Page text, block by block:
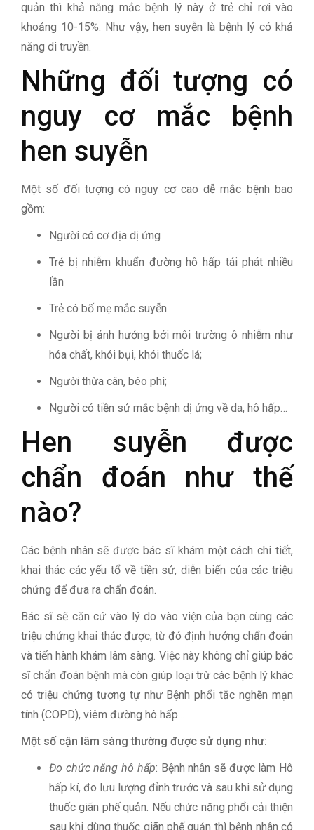
quản thì khả năng mắc bệnh lý này ở trẻ chỉ rơi vào
khoảng 10-15%. Như vậy, hen suyễn là bệnh lý có khả
năng di truyền.
Những đối tượng có
nguy cơ mắc bệnh
hen suyễn
Một số đối tượng có nguy cơ cao dễ mắc bệnh bao
gồm:
Người có cơ địa dị ứng
Trẻ bị nhiễm khuẩn đường hô hấp tái phát nhiều
lần
Trẻ có bố mẹ mắc suyễn
Người bị ảnh hưởng bởi môi trường ô nhiễm như
hóa chất, khói bụi, khói thuốc lá;
Người thừa cân, béo phì;
Người có tiền sử mắc bệnh dị ứng về da, hô hấp…
Hen suyễn được
chẩn đoán như thế
nào?
Các bệnh nhân sẽ được bác sĩ khám một cách chi tiết,
khai thác các yếu tổ về tiền sử, diễn biến của các triệu
chứng để đưa ra chẩn đoán.
Bác sĩ sẽ căn cứ vào lý do vào viện của bạn cùng các
triệu chứng khai thác được, từ đó định hướng chẩn đoán
và tiến hành khám lâm sàng. Việc này không chỉ giúp bác
sĩ chẩn đoán bệnh mà còn giúp loại trừ các bệnh lý khác
có triệu chứng tương tự như Bệnh phổi tắc nghẽn mạn
tính (COPD), viêm đường hô hấp…
Một số cận lâm sàng thường được sử dụng như:
Đo chức năng hô hấp: Bệnh nhân sẽ được làm Hô
hấp kí, đo lưu lượng đỉnh trước và sau khi sử dụng
thuốc giãn phế quản. Nếu chức năng phổi cải thiện
sau khi dùng thuốc giãn phế quản thì bệnh nhân có